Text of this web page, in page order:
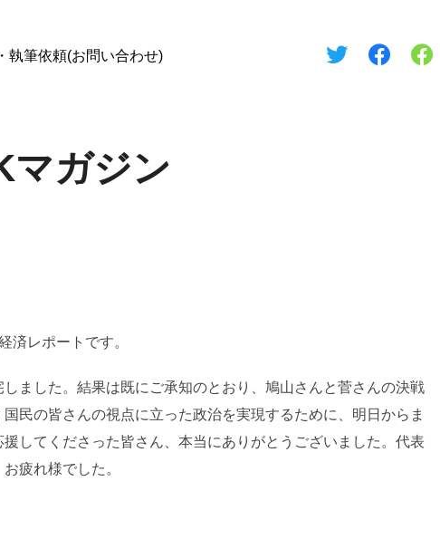
執筆依頼(お問い合わせ)
マガジン
済レポートです。
ました。結果は既にご承知のとおり、鳩山さんと菅さんの決戦
民の皆さんの視点に立った政治を実現するために、明日からま
してくださった皆さん、本当にありがとうございました。代表
疲れ様でした。